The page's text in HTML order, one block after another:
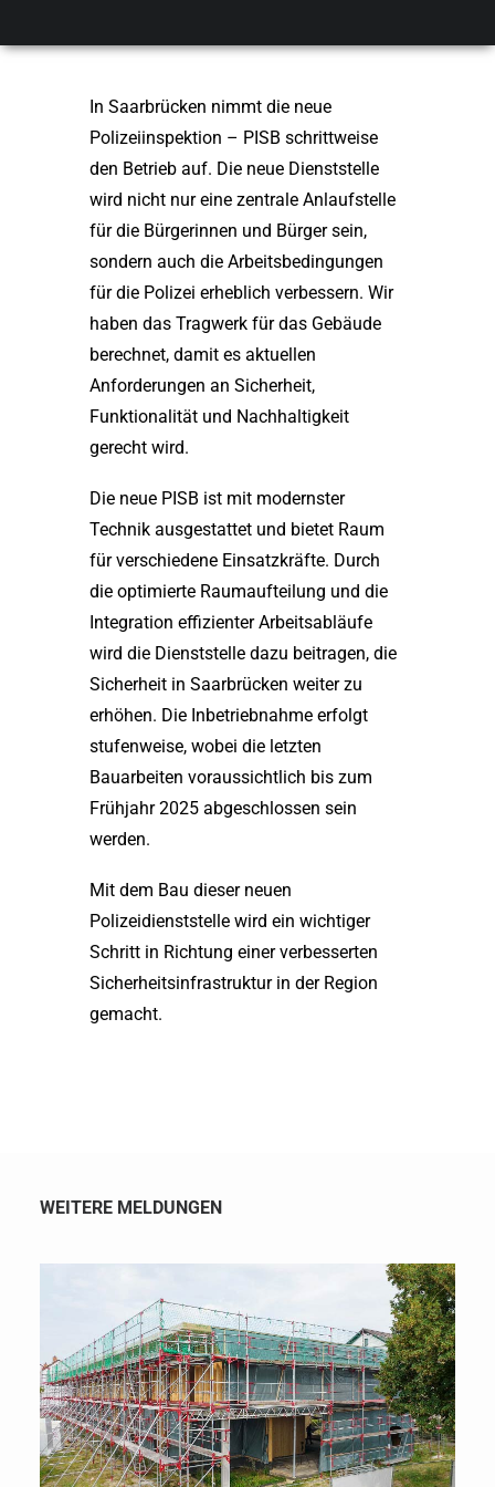
In Saarbrücken nimmt die neue
Polizeiinspektion – PISB schrittweise
den Betrieb auf. Die neue Dienststelle
wird nicht nur eine zentrale Anlaufstelle
für die Bürgerinnen und Bürger sein,
sondern auch die Arbeitsbedingungen
für die Polizei erheblich verbessern. Wir
haben das Tragwerk für das Gebäude
berechnet, damit es aktuellen
Anforderungen an Sicherheit,
Funktionalität und Nachhaltigkeit
gerecht wird.
Die neue PISB ist mit modernster
Technik ausgestattet und bietet Raum
für verschiedene Einsatzkräfte. Durch
die optimierte Raumaufteilung und die
Integration effizienter Arbeitsabläufe
wird die Dienststelle dazu beitragen, die
Sicherheit in Saarbrücken weiter zu
erhöhen. Die Inbetriebnahme erfolgt
stufenweise, wobei die letzten
Bauarbeiten voraussichtlich bis zum
Frühjahr 2025 abgeschlossen sein
werden.
Mit dem Bau dieser neuen
Polizeidienststelle wird ein wichtiger
Schritt in Richtung einer verbesserten
Sicherheitsinfrastruktur in der Region
gemacht.
WEITERE MELDUNGEN